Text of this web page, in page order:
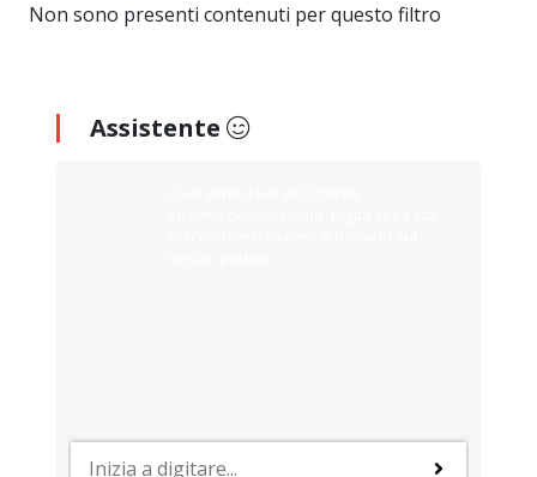
Non sono presenti contenuti per questo filtro
Assistente